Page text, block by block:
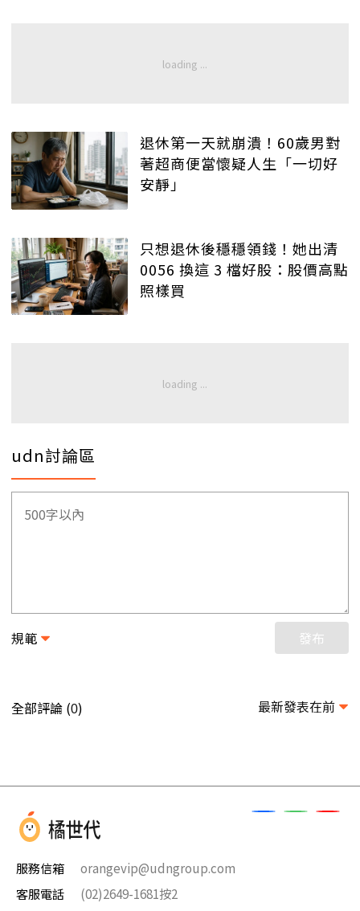
退休第一天就崩潰！60歲男對
著超商便當懷疑人生「一切好
安靜」
只想退休後穩穩領錢！她出清
0056 換這 3 檔好股：股價高點
照樣買
udn討論區
規範 發布
全部評論 (0) 最新發表在前
服務信箱
orangevip@udngroup.com
客服電話
(02)2649-1681按2